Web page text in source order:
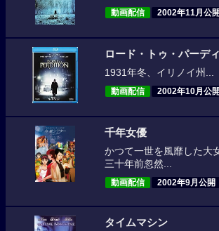
動画配信 2002年11月公開
ロード・トゥ・パーデ
1931年冬、イリノイ州...
動画配信 2002年10月公開
千年女優
かつて一世を風靡した大
三十年前忽然...
動画配信 2002年9月公開
タイムマシン